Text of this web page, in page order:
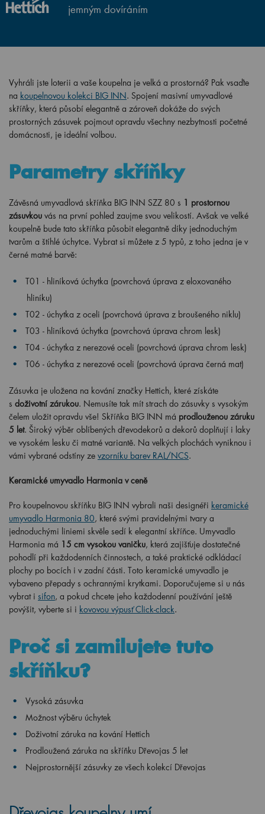
jemným dovíráním
Vyhráli jste loterii a vaše koupelna je velká a prostorná? Pak vsaďte
na koupelnovou kolekci BIG INN. Spojení masivní umyvadlové
skříňky, která působí elegantně a zároveň dokáže do svých
prostorných zásuvek pojmout opravdu všechny nezbytnosti početné
domácnosti, je ideální volbou.
Parametry skříňky
Závěsná umyvadlová skříňka BIG INN SZZ 80 s 1 prostornou
zásuvkou vás na první pohled zaujme svou velikostí. Avšak ve velké
koupelně bude tato skříňka působit elegantně díky jednoduchým
tvarům a štíhlé úchytce. Vybrat si můžete z 5 typů, z toho jedna je v
černé matné barvě:
T01 - hliníková úchytka (povrchová úprava z eloxovaného
hliníku)
T02 - úchytka z oceli (povrchová úprava z broušeného niklu)
T03 - hliníková úchytka (povrchová úprava chrom lesk)
T04 - úchytka z nerezové oceli (povrchová úprava chrom lesk)
T06 - úchytka z nerezové oceli (povrchová úprava černá mat)
Zásuvka je uložena na kování značky Hettich, které získáte
s doživotní zárukou. Nemusíte tak mít strach do zásuvky s vysokým
čelem uložit opravdu vše! Skříňka BIG INN má prodlouženou záruku
5 let. Široký výběr oblíbených dřevodekorů a dekorů doplňují i laky
ve vysokém lesku či matné variantě. Na velkých plochách vyniknou i
vámi vybrané odstíny ze vzorníku barev RAL/NCS.
Keramické umyvadlo Harmonia v ceně
Pro koupelnovou skříňku BIG INN vybrali naši designéři keramické
umyvadlo Harmonia 80, které svými pravidelnými tvary a
jednoduchými liniemi skvěle sedí k elegantní skříňce. Umyvadlo
Harmonia má 15 cm vysokou vaničku, která zajišťuje dostatečné
pohodlí při každodenních činnostech, a také praktické odkládací
plochy po bocích i v zadní části. Toto keramické umyvadlo je
vybaveno přepady s ochrannými krytkami. Doporučujeme si u nás
vybrat i sifon, a pokud chcete jeho každodenní používání ještě
povýšit, vyberte si i kovovou výpusť Click-clack.
Proč si zamilujete tuto
skříňku?
Vysoká zásuvka
Možnost výběru úchytek
Doživotní záruka na kování Hettich
Prodloužená záruka na skříňku Dřevojas 5 let
Nejprostornější zásuvky ze všech kolekcí Dřevojas